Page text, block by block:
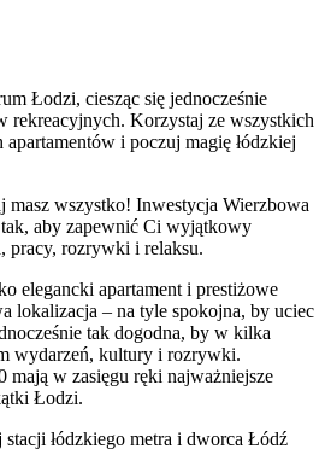
Łodzi, ciesząc się jednocześnie
rekreacyjnych. Korzystaj ze wszystkich
i poczuj magię łódzkiej
masz wszystko! Inwestycja Wierzbowa
tak, aby zapewnić Ci wyjątkowy
pracy, rozrywki i relaksu.
elegancki apartament i prestiżowe
lokalizacja – na tyle spokojna, by uciec
tak dogodna, by w kilka
wydarzeń, kultury i rozrywki.
mają w zasięgu ręki najważniejsze
Łodzi.
łódzkiego metra i dworca Łódź